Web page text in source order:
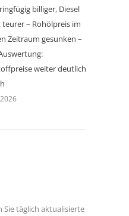
billiger, Diesel
– Rohölpreis im
Zeitraum gesunken –
weiter deutlich
Sie täglich aktualisierte